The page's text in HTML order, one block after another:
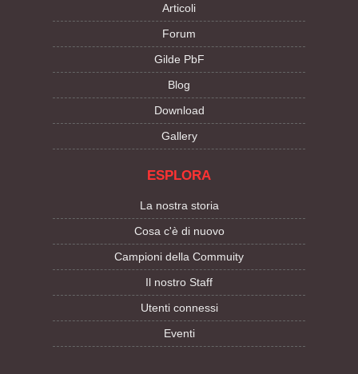
Articoli
Forum
Gilde PbF
Blog
Download
Gallery
ESPLORA
La nostra storia
Cosa c'è di nuovo
Campioni della Commuity
Il nostro Staff
Utenti connessi
Eventi